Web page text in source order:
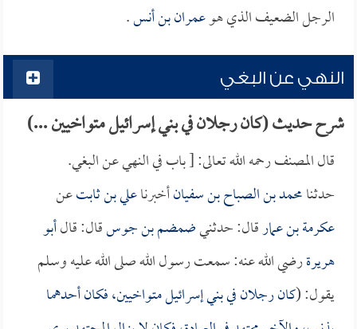
الرجل الضعيف الذي هوعمران بن أنس.
النهي عن البغي
شرح حديث (كان رجلان في بني إسرائيل متواخيين ...)
قال المصنف رحمه الله تعالى: [ باب في النهي عن البغي.
حدثنامحمد بن الصباح بن سفيانأخبرناعلي بن ثابتعن
عكرمة بن عمارقال: حدثنيضمضم بن جوسقال: قالأبو
هريرةرضي الله عنه: سمعت رسول الله صلى الله عليه وسلم
يقول: (كان رجلان في بني إسرائيل متواخيين، فكان أحدهما